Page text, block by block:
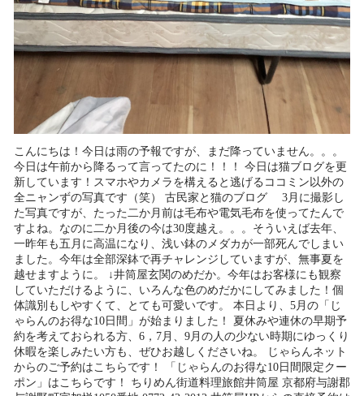
こんにちは！今日は雨の予報ですが、まだ降っていません。。。
今日は午前から降るって言ってたのに！！！ 今日は猫ブログを更
新しています！スマホやカメラを構えると逃げるココミン以外の
全ニャンずの写真です（笑） 古民家と猫のブログ 3月に撮影し
た写真ですが、たった二か月前は毛布や電気毛布を使ってたんで
すよね。なのに二か月後の今は30度越え。。。そういえば去年、
一昨年も五月に高温になり、浅い鉢のメダカが一部死んでしまい
ました。今年は全部深鉢で再チャレンジしていますが、無事夏を
越せますように。 ↓井筒屋玄関のめだか。今年はお客様にも観察
していただけるように、いろんな色のめだかにしてみました！個
体識別もしやすくて、とても可愛いです。 本日より、5月の「じ
ゃらんのお得な10日間」が始まりました！ 夏休みや連休の早期予
約を考えておられる方、6，7月、9月の人の少ない時期にゆっくり
休暇を楽しみたい方も、ぜひお越しくださいね。 じゃらんネット
からのご予約はこちらです！ 「じゃらんのお得な10日間限定クー
ポン」はこちらです！ ちりめん街道料理旅館井筒屋 京都府与謝郡